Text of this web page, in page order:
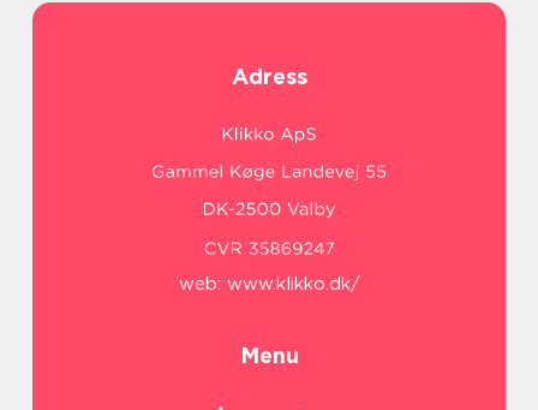
Adress
web: www.klikko.dk/
Menu